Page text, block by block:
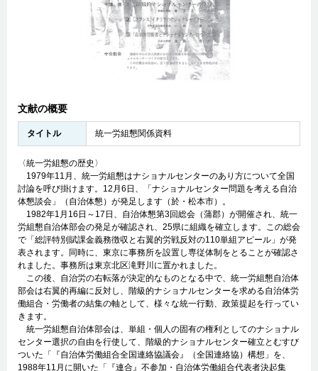
文献の概要
タイトル 統一労組懇関係資料
〈統一労組懇の歴史〉
1979年11月、統一労組懇はナショナルセンターのあり方について全国
討論を呼び掛けます。12月6日、「ナショナルセンター問題を考える自治
体懇談会」（自治体懇）が発足します（於・松本市）。
1982年1月16日～17日、自治体懇第3回総会（蒲郡）が開催され、統一
労組懇自治体部会の発足が確認され、25県に組織を確立します。この総会
で「総評特別賦課金義務徴収と右翼的労戦反対の110単組アピール」が発
表されます。同時に、東京に事務所を設置し専従体制をとることが確認さ
れました。事務所は東京北区滝野川に置かれました。
この後、自治労の右転落が決定的なものとなる中で、統一労組懇自治体
部会は右翼的再編に反対し、階級的ナショナルセンターを求める自治体労
働組合・労働者の結集の軸として、様々な統一行動、政策提起を行ってい
きます。
統一労組懇自治体部会は、単組・個人の固有の権利としてのナショナル
センター選択の自由を行使して、階級的ナショナルセンター確立とむすび
ついた「『自治体労働組合全国連絡協議会』（全国連絡協）構想」を、
1988年11月に開いた「『連合』不参加・自治体労働組合代表者決起集